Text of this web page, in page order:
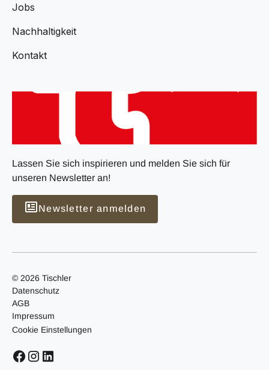
Jobs
Nachhaltigkeit
Kontakt
Lassen Sie sich inspirieren und melden Sie sich für
unseren Newsletter an!
Newsletter anmelden
© 2026 Tischler
Datenschutz
AGB
Impressum
Cookie Einstellungen